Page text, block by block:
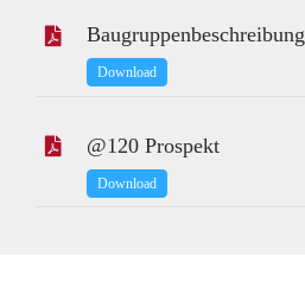
Baugruppenbeschreibung
Download
@120 Prospekt
Download